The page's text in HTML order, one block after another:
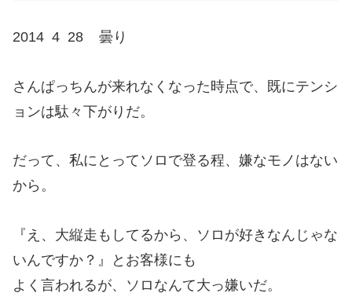
2014 4 28 曇り
さんぱっちんが来れなくなった時点で、既にテンシ
ョンは駄々下がりだ。
だって、私にとってソロで登る程、嫌なモノはない
から。
『え、大縦走もしてるから、ソロが好きなんじゃな
いんですか？』とお客様にも
よく言われるが、ソロなんて大っ嫌いだ。